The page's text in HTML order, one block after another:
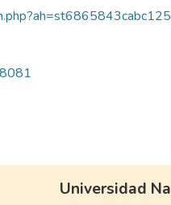
Universidad